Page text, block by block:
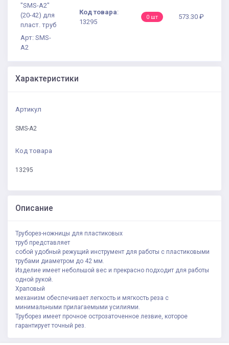
"SMS-A2"
(20-42) для
пласт. труб
Арт: SMS-
A2
Код товара:
13295
0 шт 573.30 ₽
Характеристики
Артикул
SMS-A2
Код товара
13295
Описание
Труборез-ножницы для пластиковых
труб представляет
собой удобный режущий инструмент для работы с пластиковыми
трубами диаметром до 42 мм.
Изделие имеет небольшой вес и прекрасно подходит для работы
одной рукой.
Храповый
механизм обеспечивает легкость и мягкость реза с
минимальными прилагаемыми усилиями.
Труборез имеет прочное острозаточенное лезвие, которое
гарантирует точный рез.